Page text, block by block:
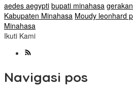
aedes aegypti bupati minahasa
Kabupaten Minahasa Moudy leonhard
Minahasa
Ikuti Kami
Navigasi pos